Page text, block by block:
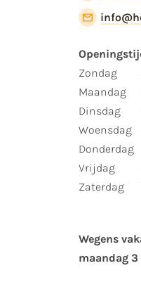
Zondag
Maandag
Dinsdag
Woensdag
Donderdag
Vrijdag
Zaterdag
Wegens
maandag